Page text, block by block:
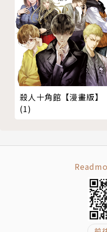
殺人十角館【漫畫版】
(1)